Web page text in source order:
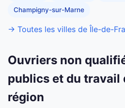
Champigny-sur-Marne
→ Toutes les villes de Île-de-
Ouvriers non
publics et du travail
région